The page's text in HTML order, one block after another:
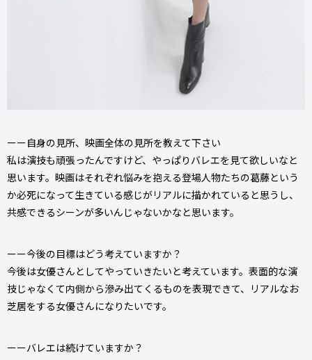
ーー自身の見所、映画全体の見所を教えて下さい
私は演技も頑張ったんですけど、やっぱりバレエを見て欲しいなと
思います。映画はそれぞれ悩みを抱える登場人物たちの葛藤という
か必死になって生きている感じがリアルに描かれていると思うし、
共感できるシーンが多いんじゃないかなと思います。
ーー今後の目標はどう考えていますか？
今後は女優さんとしてやっていきたいと考えています。表面的な演
技じゃなくて内側から滲み出てくるものを表現できて、リアルなお
芝居をする女優さんになりたいです。
ーーバレエは続けていますか？